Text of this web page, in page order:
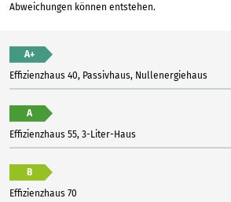
Abweichungen können entstehen.
A+
Effizienzhaus 40, Passivhaus, Nullenergiehaus
A
Effizienzhaus 55, 3-Liter-Haus
B
Effizienzhaus 70